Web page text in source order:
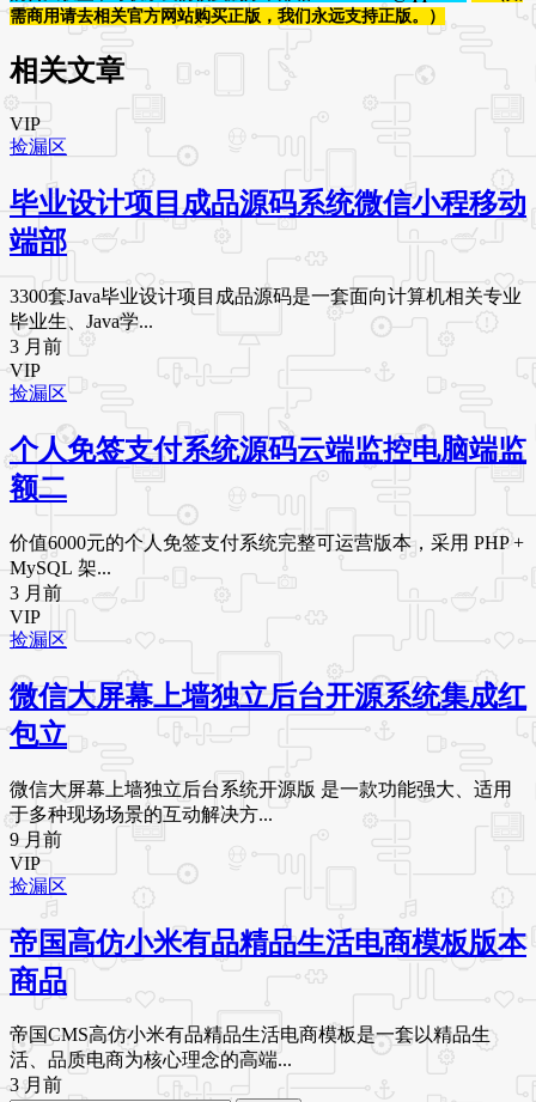
需商用请去相关官方网站购买正版，我们永远支持正版。）
相关文章
VIP
捡漏区
毕业设计项目成品源码系统微信小程移动
端部
3300套Java毕业设计项目成品源码是一套面向计算机相关专业
毕业生、Java学...
3 月前
VIP
捡漏区
个人免签支付系统源码云端监控电脑端监
额二
价值6000元的个人免签支付系统完整可运营版本，采用 PHP +
MySQL 架...
3 月前
VIP
捡漏区
微信大屏幕上墙独立后台开源系统集成红
包立
微信大屏幕上墙独立后台系统开源版 是一款功能强大、适用
于多种现场场景的互动解决方...
9 月前
VIP
捡漏区
帝国高仿小米有品精品生活电商模板版本
商品
帝国CMS高仿小米有品精品生活电商模板是一套以精品生
活、品质电商为核心理念的高端...
3 月前